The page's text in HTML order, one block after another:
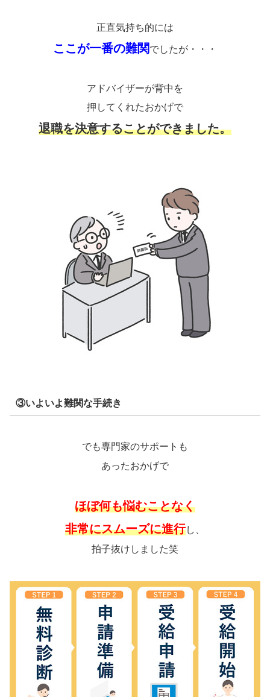
正直気持ち的には
ここが一番の難関でしたが・・・
アドバイザーが背中を
押してくれたおかげで
退職を決意することができました。
③いよいよ難関な手続き
でも専門家のサポートも
あったおかげで
ほぼ何も悩むことなく
非常にスムーズに進行し、
拍子抜けしました笑